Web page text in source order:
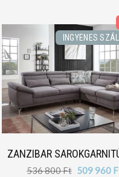
ZANZIBAR
536 800 Ft 509 960
INGYENES